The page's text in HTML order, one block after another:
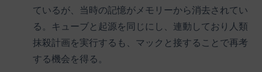
ているが、当時の記憶がメモリーから消去されてい
る。キューブと起源を同じにし、連動しており人類
抹殺計画を実行するも、マックと接することで再考
する機会を得る。